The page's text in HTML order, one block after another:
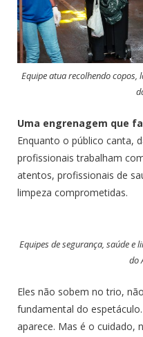
Equipe atua recolhendo copos,
Uma engrenagem que
Enquanto o público canta,
profissionais trabalham
atentos, profissionais de
limpeza comprometidas.
Equipes de segurança, saúde e
do
Eles não sobem no trio,
fundamental do
aparece. Mas é o cuidado,